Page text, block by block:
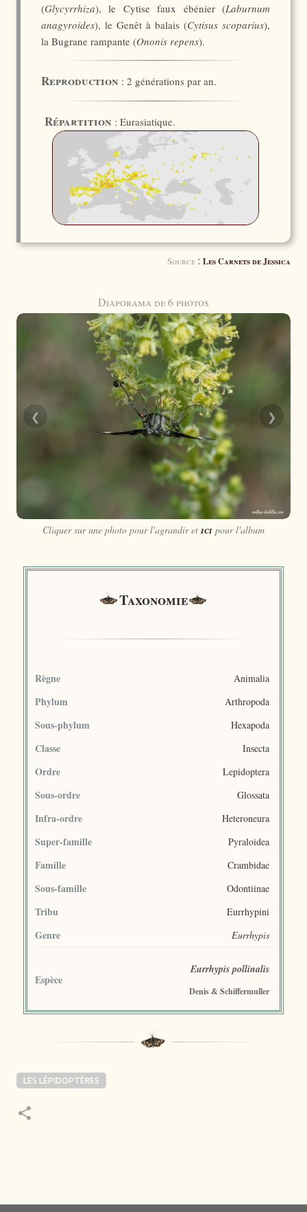
(Glycyrrhiza), le Cytise faux ébénier (Laburnum
anagyroides), le Genêt à balais (Cytisus scoparius),
la Bugrane rampante (Ononis repens).
Reproduction : 2 générations par an.
Répartition : Eurasiatique.
Source : Les Carnets de Jessica
Diaporama de 6 photos
❮ ❯
Cliquer sur une photo pour l'agrandir et ici pour l'album
Taxonomie
Règne Animalia
Phylum Arthropoda
Sous-phylum Hexapoda
Classe Insecta
Ordre Lepidoptera
Sous-ordre Glossata
Infra-ordre Heteroneura
Super-famille Pyraloidea
Famille Crambidae
Sous-famille Odontiinae
Tribu Eurrhypini
Genre Eurrhypis
Espèce
Eurrhypis pollinalis
Denis & Schiffermuller
LES LÉPIDOPTÈRES